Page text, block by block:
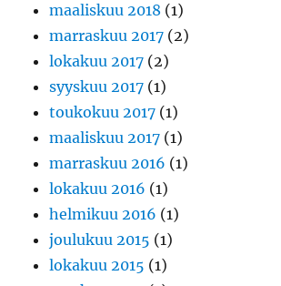
maaliskuu 2018 (1)
marraskuu 2017 (2)
lokakuu 2017 (2)
syyskuu 2017 (1)
toukokuu 2017 (1)
maaliskuu 2017 (1)
marraskuu 2016 (1)
lokakuu 2016 (1)
helmikuu 2016 (1)
joulukuu 2015 (1)
lokakuu 2015 (1)